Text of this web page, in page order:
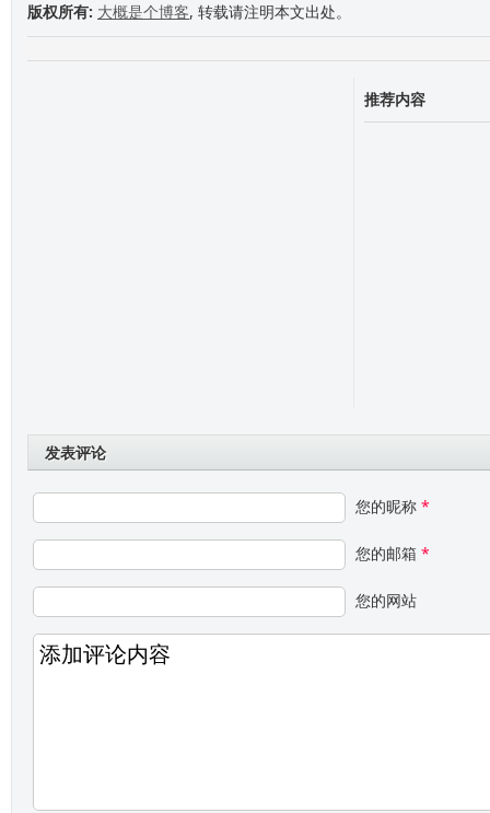
版权所有: 大概是个博客, 转载请注明本文出处。
推荐内容
发表评论
您的昵称 *
您的邮箱 *
您的网站